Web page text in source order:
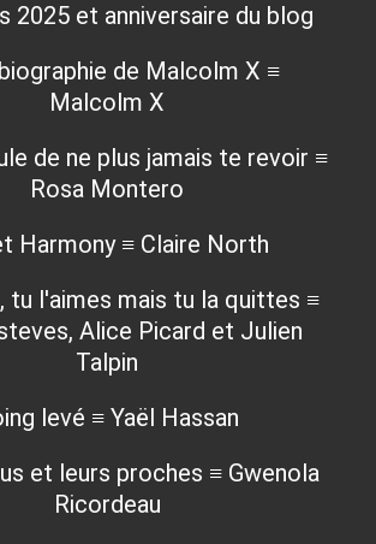
2025 et anniversaire du blog
de Malcolm X ≡
Malcolm X
de ne plus jamais te revoir ≡
Rosa Montero
Harmony ≡ Claire North
tu l'aimes mais tu la quittes ≡
Alice Picard et Julien
Talpin
levé ≡ Yaël Hassan
et leurs proches ≡ Gwenola
Ricordeau